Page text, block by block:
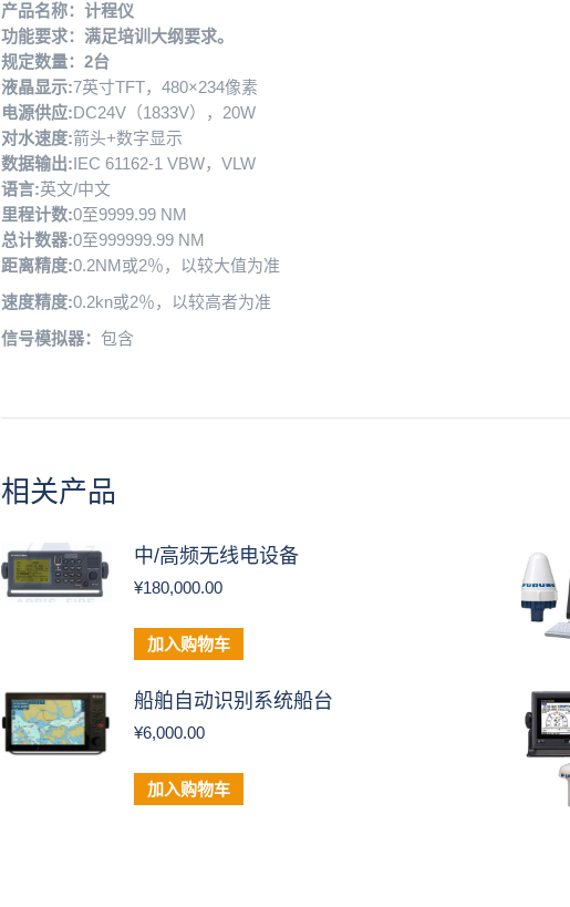
产品名称：计程仪
功能要求：满足培训大纲要求。
规定数量：2台
液晶显示:7英寸TFT，480×234像素
电源供应:DC24V（1833V），20W
对水速度:箭头+数字显示
数据输出:IEC 61162-1 VBW，VLW
语言:英文/中文
里程计数:0至9999.99 NM
总计数器:0至999999.99 NM
距离精度:0.2NM或2％，以较大值为准
速度精度:0.2kn或2％，以较高者为准
信号模拟器： 包含
相关产品
中/高频无线电设备
¥180,000.00
加入购物车
船舶自动识别系统船台
¥6,000.00
加入购物车